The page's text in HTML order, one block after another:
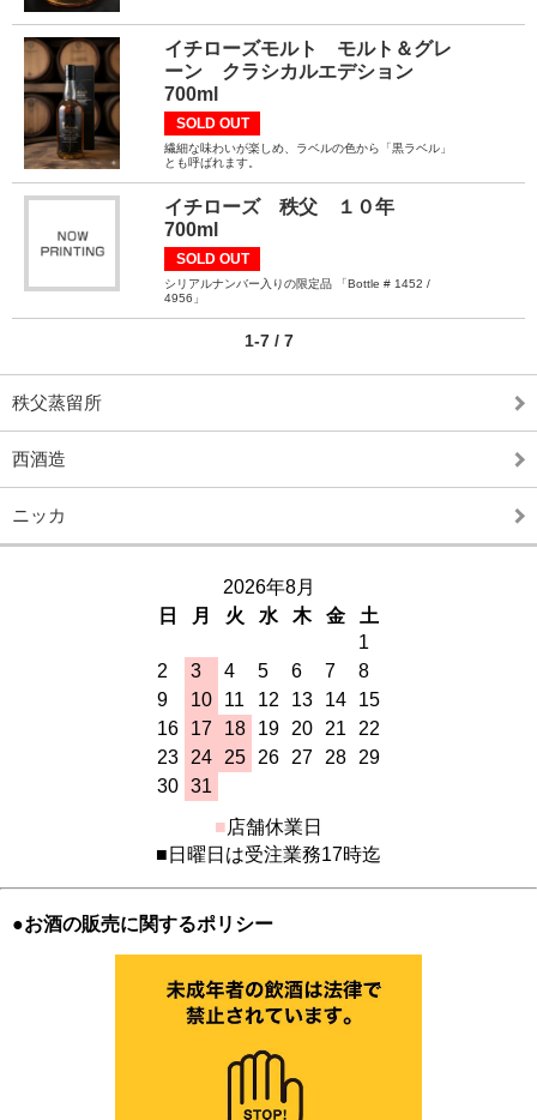
イチローズモルト モルト＆グレ
ーン クラシカルエデション
700ml
SOLD OUT
繊細な味わいが楽しめ、ラベルの色から「黒ラベル」
とも呼ばれます。
イチローズ 秩父 １０年
700ml
SOLD OUT
シリアルナンバー入りの限定品 「Bottle # 1452 /
4956」
1-7 / 7
秩父蒸留所
西酒造
ニッカ
2026年8月
日
月 火 水 木 金
土
1
2
3 4 5 6 7
8
9
10 11 12 13 14
15
16
17 18 19 20 21
22
23
24 25 26 27 28
29
30 31
■店舗休業日
■日曜日は受注業務17時迄
●お酒の販売に関するポリシー